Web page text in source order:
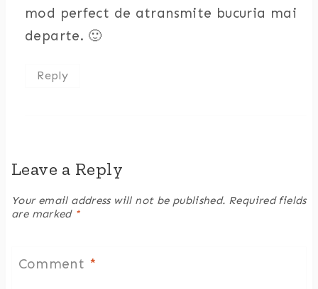
mod perfect de atransmite bucuria mai
departe. 🙂
Reply
Leave a Reply
Your email address will not be published. Required fields
are marked *
Comment *